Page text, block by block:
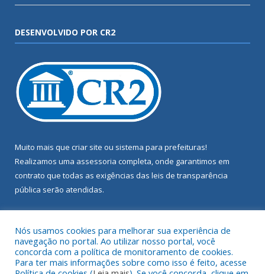
DESENVOLVIDO POR CR2
Muito mais que criar site ou sistema para prefeituras!
Realizamos uma assessoria completa, onde garantimos em
contrato que todas as exigências das leis de transparência
pública serão atendidas.
Nós usamos cookies para melhorar sua experiência de
navegação no portal. Ao utilizar nosso portal, você
concorda com a política de monitoramento de cookies.
Para ter mais informações sobre como isso é feito, acesse